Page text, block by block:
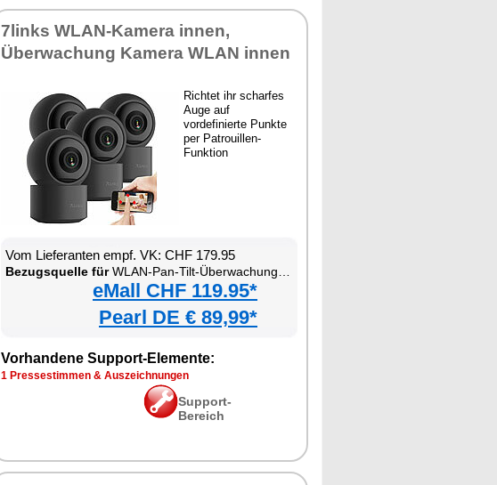
7links WLAN-Kamera innen,
Überwachung Kamera WLAN innen
Richtet ihr scharfes
Auge auf
vordefinierte Punkte
per Patrouillen-
Funktion
Vom Lieferanten empf. VK: CHF 179.95
Bezugsquelle fürWLAN-Pan-Tilt-Überwachungskamera mit Tracking, Sirene, Nachtsicht und Patrouillen-Funktion
eMall CHF 119.95*
Pearl DE € 89,99*
Vorhandene Support-Elemente:
1 Pressestimmen & Auszeichnungen
Support-
Bereich